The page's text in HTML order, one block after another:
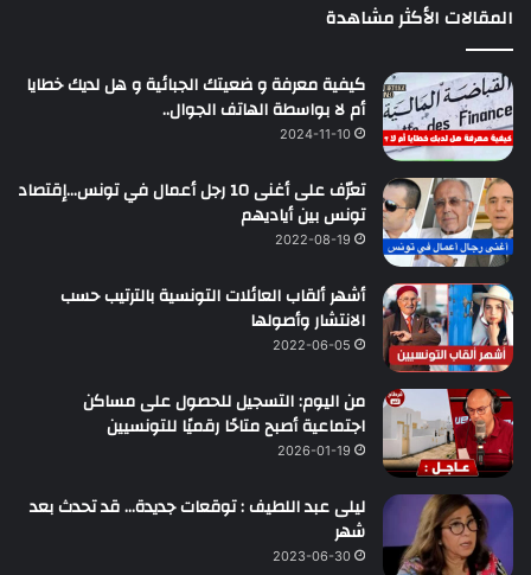
المقالات الأكثر مشاهدة
كيفية معرفة و ضعيتك الجبائية و هل لديك خطايا
أم لا بواسطة الهاتف الجوال..
2024-11-10
تعرّف على أغنى 10 رجل أعمال في تونس…إقتصاد
تونس بين أياديهم
2022-08-19
أشهر ألقاب العائلات التونسية بالترتيب حسب
الانتشار وأصولها
2022-06-05
من اليوم: التسجيل للحصول على مساكن
اجتماعية أصبح متاحًا رقميًا للتونسيين
2026-01-19
ليلى عبد اللطيف : توقعات جديدة… قد تحدث بعد
شهر
2023-06-30